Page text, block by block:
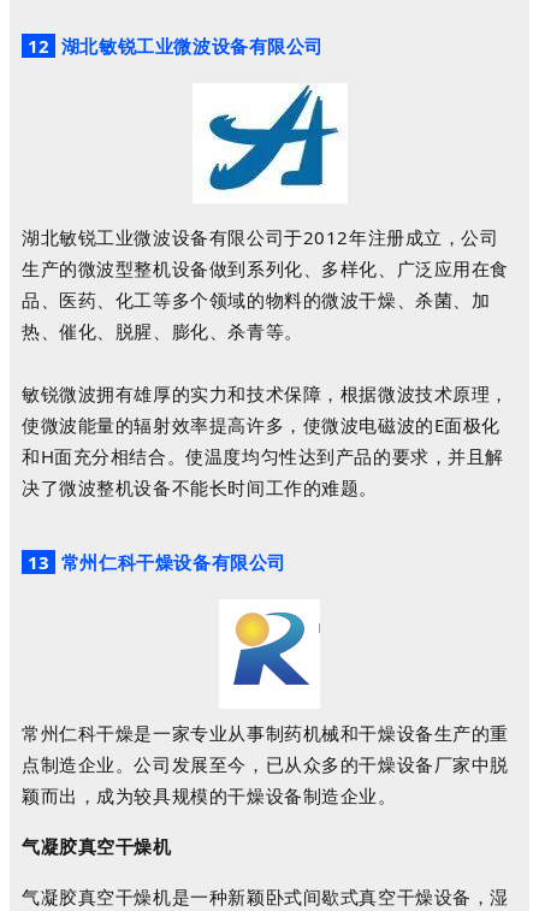
12 湖北敏锐工业微波设备有限公司
湖北敏锐工业微波设备有限公司于2012年注册成立，公司
生产的微波型整机设备做到系列化、多样化、广泛应用在食
品、医药、化工等多个领域的物料的微波干燥、杀菌、加
热、催化、脱腥、膨化、杀青等。
敏锐微波拥有雄厚的实力和技术保障，根据微波技术原理，
使微波能量的辐射效率提高许多，使微波电磁波的E面极化
和H面充分相结合。使温度均匀性达到产品的要求，并且解
决了微波整机设备不能长时间工作的难题。
13 常州仁科干燥设备有限公司
常州仁科干燥是一家专业从事制药机械和干燥设备生产的重
点制造企业。公司发展至今，已从众多的干燥设备厂家中脱
颖而出，成为较具规模的干燥设备制造企业。
气凝胶真空干燥机
气凝胶真空干燥机是一种新颖卧式间歇式真空干燥设备，湿